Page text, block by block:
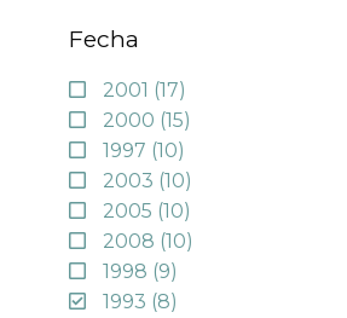
Fecha
2001 (17)
2000 (15)
1997 (10)
2003 (10)
2005 (10)
2008 (10)
1998 (9)
1993 (8)